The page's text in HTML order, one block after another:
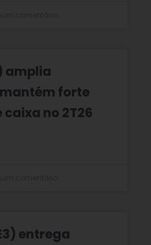
amplia
forte
no 2T26
entrega